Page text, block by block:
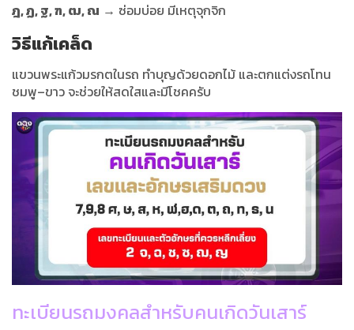
ฎ, ฏ, ฐ, ฑ, ฒ, ณ → ซ่อมบ่อย มีเหตุจุกจิก
วิธีแก้เคล็ด
แขวนพระแก้วมรกตในรถ ทำบุญด้วยดอกไม้ และตกแต่งรถโทน
ชมพู–ขาว จะช่วยให้สดใสและมีโชคครับ
ทะเบียนรถมงคลสำหรับคนเกิดวันเสาร์